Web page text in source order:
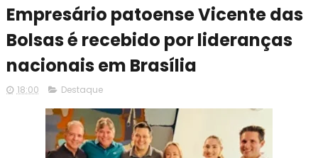
Empresário patoense Vicente das
Bolsas é recebido por lideranças
nacionais em Brasília
18:00 Destaque